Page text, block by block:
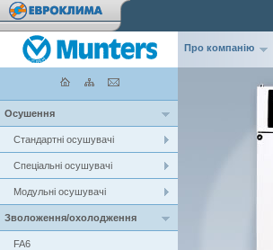
Про компанію
Осушення
Стандартні осушувачі
Спеціальні осушувачі
Модульні осушувачі
Зволоження/охолодження
FA6